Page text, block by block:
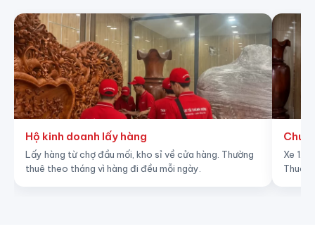
Hộ kinh doanh lấy hàng
Lấy hàng từ chợ đầu mối, kho sỉ về cửa hàng. Thường
thuê theo tháng vì hàng đi đều mỗi ngày.
Xe 1.5
Thuê